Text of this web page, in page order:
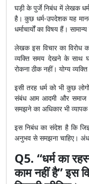
घड़ी के पुर्जे निबंध में लेखक
है। कुछ धर्म-उपदेशक यह
धर्माचार्यों का विषय हैं।
लेखक इस विचार का विरोध
व्यक्ति समय देखने के साथ
रोकना ठीक नहीं। योग्य
इसी तरह धर्म को भी कुछ
संबंध आम आदमी और समाज
समझने का अधिकार भी व्यापक
इस निबंध का संदेश है कि
अनुभव से समझना चाहिए।
Q5. “धर्म का
काम नहीं है” इस